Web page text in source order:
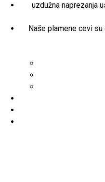
uzdužna naprezanja
Naše plamene cevi